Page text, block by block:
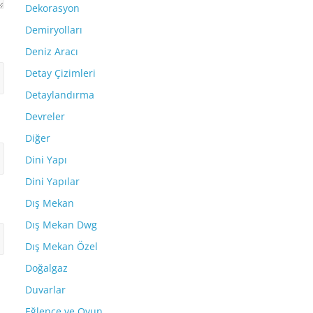
Dekorasyon
Demiryolları
Deniz Aracı
Detay Çizimleri
Detaylandırma
Devreler
Diğer
Dini Yapı
Dini Yapılar
Dış Mekan
Dış Mekan Dwg
Dış Mekan Özel
Doğalgaz
Duvarlar